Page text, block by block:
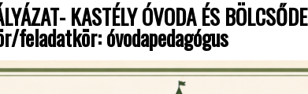
KASTÉLY ÓVODA ÉS BÖLCSŐDE
feladatkör: óvodapedagógus